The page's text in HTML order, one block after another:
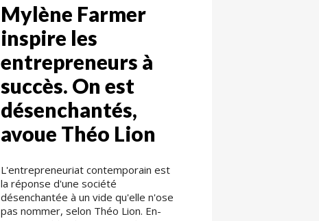
Mylène Farmer
inspire les
entrepreneurs à
succès. On est
désenchantés,
avoue Théo Lion
L'entrepreneuriat contemporain est
la réponse d'une société
désenchantée à un vide qu'elle n'ose
pas nommer, selon Théo Lion. En-